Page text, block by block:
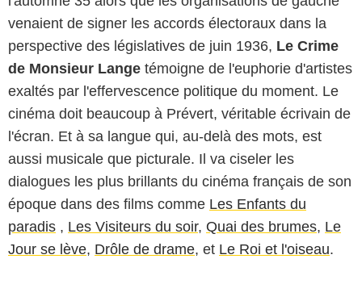
venaient de signer les accords électoraux dans la
perspective des législatives de juin 1936, Le Crime
de Monsieur Lange témoigne de l'euphorie d'artistes
exaltés par l'effervescence politique du moment. Le
cinéma doit beaucoup à Prévert, véritable écrivain de
l'écran. Et à sa langue qui, au-delà des mots, est
aussi musicale que picturale. Il va ciseler les
dialogues les plus brillants du cinéma français de son
époque dans des films comme Les Enfants du
paradis , Les Visiteurs du soir, Quai des brumes, Le
Jour se lève, Drôle de drame, et Le Roi et l'oiseau.